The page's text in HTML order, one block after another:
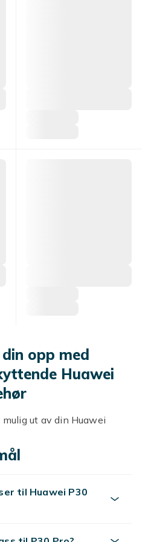
opp med
Huawei
ut av din Huawei
av Huawei P30 Pro-
brukeropplevelsen både
telefonen eller
hver eneste
til Huawei P30